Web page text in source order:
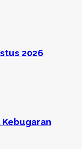
2026
Kebugaran